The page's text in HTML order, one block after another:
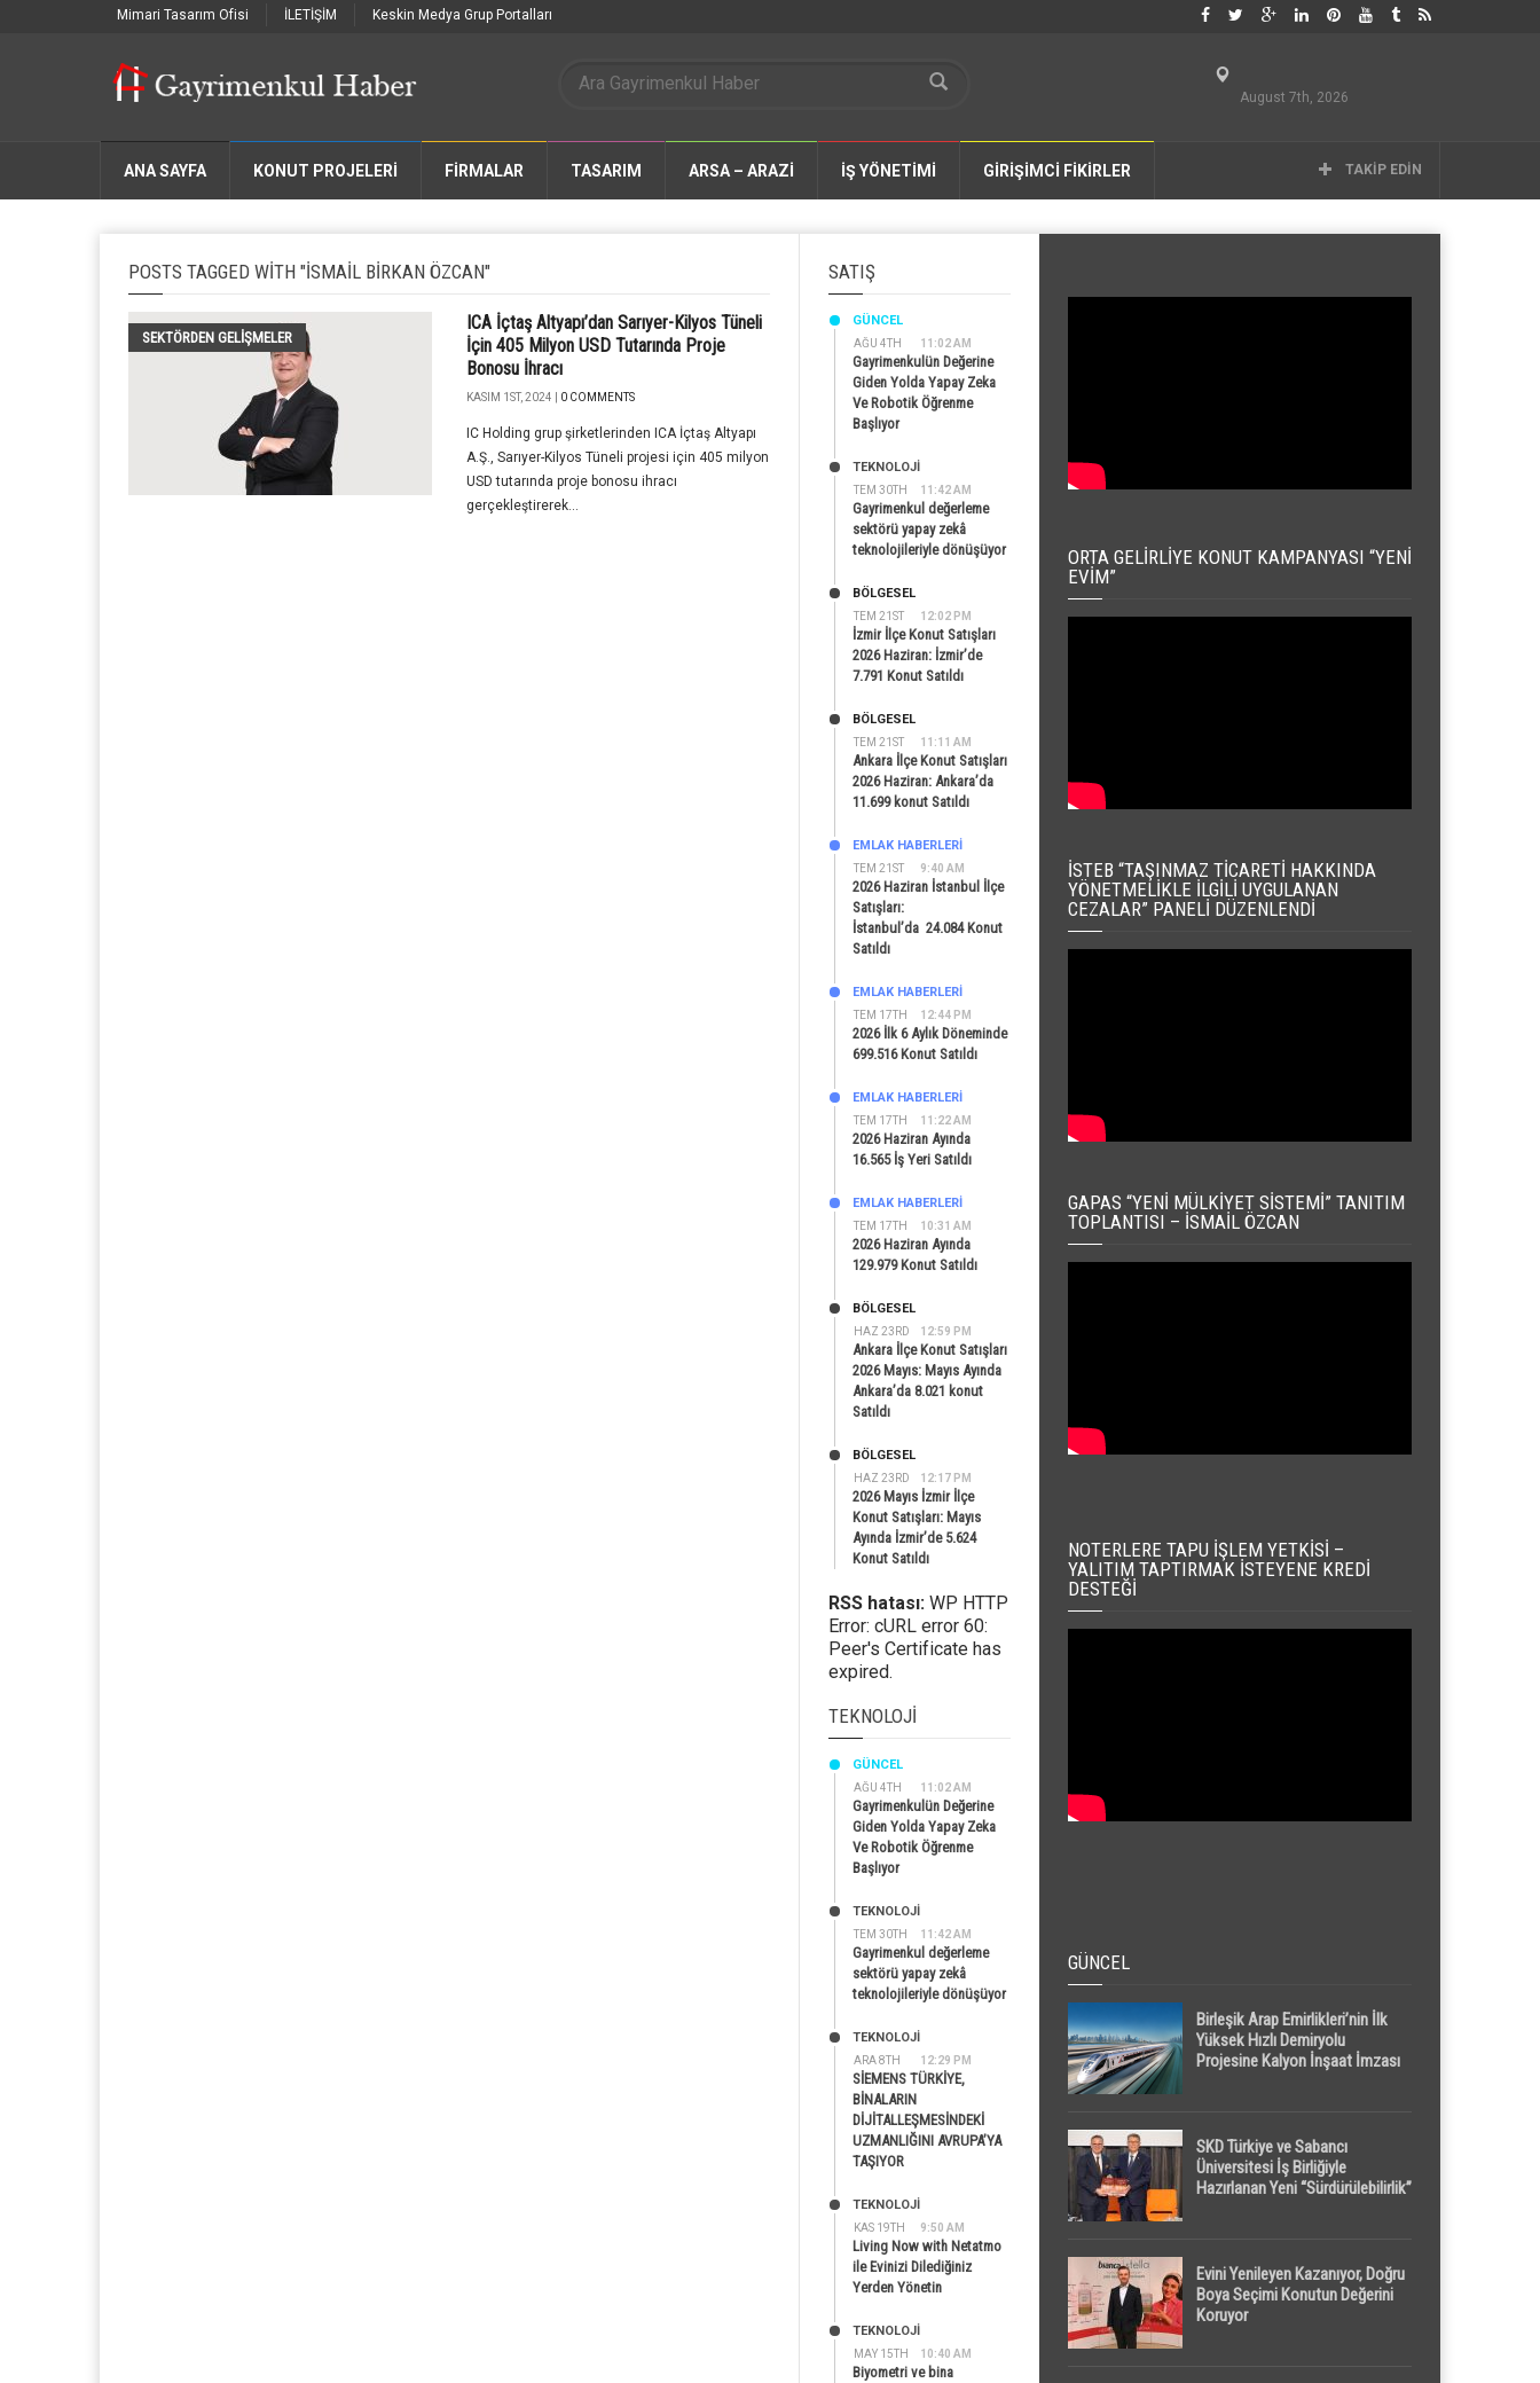
Mimari Tasarım Ofisi İLETİŞİM Keskin Medya Grup Portalları
August 7th, 2026
ANA SAYFA KONUT PROJELERİ FIRMALAR TASARIM ARSA – ARAZİ İŞ YÖNETİMİ GİRİŞİMCİ FİKİRLER TAKIP EDIN
POSTS TAGGED WITH "İSMAIL BIRKAN ÖZCAN"
SEKTÖRDEN GELIŞMELER
ICA İçtaş Altyapı’dan Sarıyer-Kilyos Tüneli
İçin 405 Milyon USD Tutarında Proje
Bonosu İhracı
KASIM 1ST, 2024 | 0 COMMENTS
IC Holding grup şirketlerinden ICA İçtaş Altyapı
A.Ş., Sarıyer-Kilyos Tüneli projesi için 405 milyon
USD tutarında proje bonosu ihracı
gerçekleştirerek...
SATIŞ
AĞU 4TH 11:02 AM
GÜNCEL
Gayrimenkulün Değerine
Giden Yolda Yapay Zeka
Ve Robotik Öğrenme
Başlıyor
TEM 30TH 11:42 AM
TEKNOLOJİ
Gayrimenkul değerleme
sektörü yapay zekâ
teknolojileriyle dönüşüyor
TEM 21ST 12:02 PM
BÖLGESEL
İzmir İlçe Konut Satışları
2026 Haziran: İzmir’de
7.791 Konut Satıldı
TEM 21ST 11:11 AM
BÖLGESEL
Ankara İlçe Konut Satışları
2026 Haziran: Ankara’da
11.699 konut Satıldı
TEM 21ST 9:40 AM
EMLAK HABERLERI
2026 Haziran İstanbul İlçe
Satışları:
İstanbul’da 24.084 Konut
Satıldı
TEM 17TH 12:44 PM
EMLAK HABERLERI
2026 İlk 6 Aylık Döneminde
699.516 Konut Satıldı
TEM 17TH 11:22 AM
EMLAK HABERLERI
2026 Haziran Ayında
16.565 İş Yeri Satıldı
TEM 17TH 10:31 AM
EMLAK HABERLERI
2026 Haziran Ayında
129.979 Konut Satıldı
HAZ 23RD 12:59 PM
BÖLGESEL
Ankara İlçe Konut Satışları
2026 Mayıs: Mayıs Ayında
Ankara’da 8.021 konut
Satıldı
HAZ 23RD 12:17 PM
BÖLGESEL
2026 Mayıs İzmir İlçe
Konut Satışları: Mayıs
Ayında İzmir’de 5.624
Konut Satıldı
RSS hatası: WP HTTP
Error: cURL error 60:
Peer's Certificate has
expired.
TEKNOLOJI
AĞU 4TH 11:02 AM
GÜNCEL
Gayrimenkulün Değerine
Giden Yolda Yapay Zeka
Ve Robotik Öğrenme
Başlıyor
TEM 30TH 11:42 AM
TEKNOLOJİ
Gayrimenkul değerleme
sektörü yapay zekâ
teknolojileriyle dönüşüyor
ARA 8TH 12:29 PM
TEKNOLOJİ
SİEMENS TÜRKİYE,
BİNALARIN
DİJİTALLEŞMESİNDEKİ
UZMANLIĞINI AVRUPA’YA
TAŞIYOR
KAS 19TH 9:50 AM
TEKNOLOJİ
Living Now with Netatmo
ile Evinizi Dilediğiniz
Yerden Yönetin
MAY 15TH 10:40 AM
TEKNOLOJİ
Biyometri ve bina
ORTA GELIRLIYE KONUT KAMPANYASI “YENI
EVIM”
İSTEB “TAŞINMAZ TICARETI HAKKINDA
YÖNETMELIKLE İLGILI UYGULANAN
CEZALAR” PANELI DÜZENLENDI
GAPAS “YENI MÜLKIYET SISTEMI” TANITIM
TOPLANTISI – İSMAIL ÖZCAN
NOTERLERE TAPU İŞLEM YETKISI –
YALITIM TAPTIRMAK İSTEYENE KREDI
DESTEĞI
GÜNCEL
Birleşik Arap Emirlikleri’nin İlk
Yüksek Hızlı Demiryolu
Projesine Kalyon İnşaat İmzası
SKD Türkiye ve Sabancı
Üniversitesi İş Birliğiyle
Hazırlanan Yeni “Sürdürülebilirlik”
Evini Yenileyen Kazanıyor, Doğru
Boya Seçimi Konutun Değerini
Koruyor